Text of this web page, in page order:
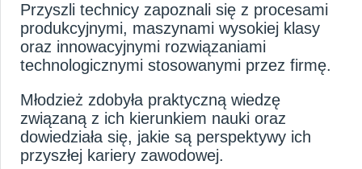
Przyszli technicy zapoznali się z procesami
produkcyjnymi, maszynami wysokiej klasy
oraz innowacyjnymi rozwiązaniami
technologicznymi stosowanymi przez firmę.
Młodzież zdobyła praktyczną wiedzę
związaną z ich kierunkiem nauki oraz
dowiedziała się, jakie są perspektywy ich
przyszłej kariery zawodowej.